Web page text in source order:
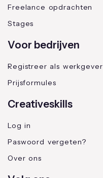
Freelance opdrachten
Stages
Voor bedrijven
Registreer als werkgever
Prijsformules
Creativeskills
Log in
Paswoord vergeten?
Over ons